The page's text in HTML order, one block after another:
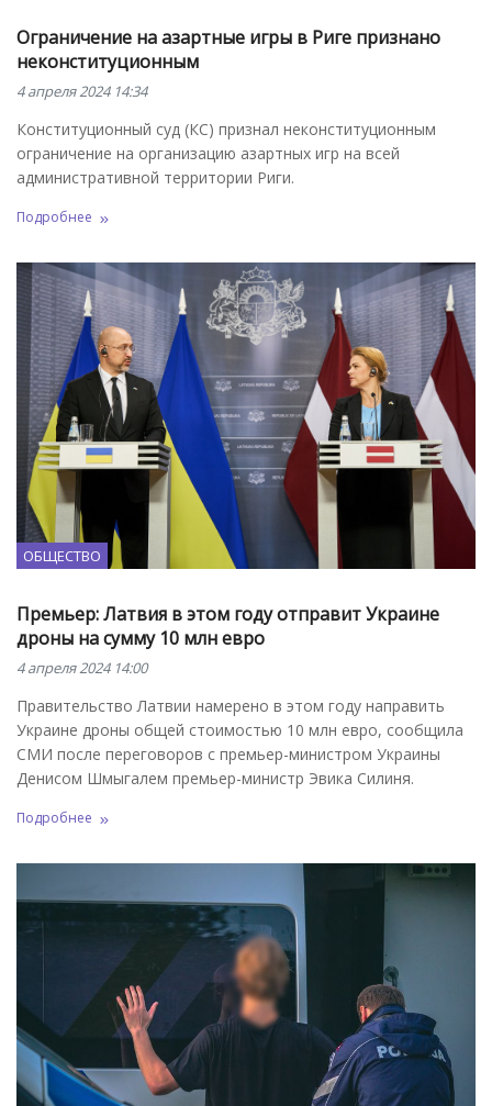
Ограничение на азартные игры в Риге признано
неконституционным
4 апреля 2024 14:34
Конституционный суд (КС) признал неконституционным
ограничение на организацию азартных игр на всей
административной территории Риги.
Подробнее
ОБЩЕСТВО
Премьер: Латвия в этом году отправит Украине
дроны на сумму 10 млн евро
4 апреля 2024 14:00
Правительство Латвии намерено в этом году направить
Украине дроны общей стоимостью 10 млн евро, сообщила
СМИ после переговоров с премьер-министром Украины
Денисом Шмыгалем премьер-министр Эвика Силиня.
Подробнее